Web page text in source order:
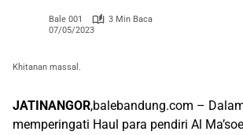
Bale 001
3 Min Baca
07/05/2023
Khitanan massal.
JATINANGOR,balebandung.com –
memperingati Haul para pendiri Al